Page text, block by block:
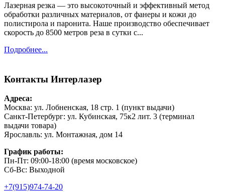
Лазерная резка — это высокоточный и эффективный метод
обработки различных материалов, от фанеры и кожи до
полистирола и паронита. Наше производство обеспечивает
скорость до 8500 метров реза в сутки с...
Подробнее...
Контакты Интерлазер
Адреса:
Москва: ул. Лобненская, 18 стр. 1 (пункт выдачи)
Санкт-Петербург: ул. Кубинская, 75к2 лит. 3 (терминал
выдачи товара)
Ярославль: ул. Монтажная, дом 14
График работы:
Пн-Пт: 09:00-18:00 (время московское)
Сб-Вс: Выходной
+7(915)974-74-20